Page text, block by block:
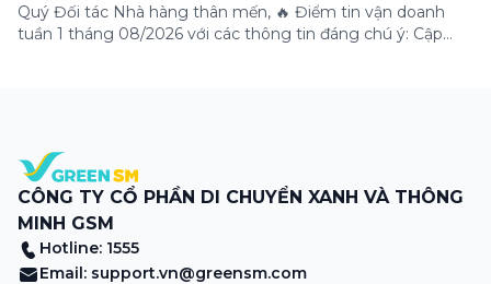
Quý Đối tác Nhà hàng thân mến, 🔥 Điểm tin vận doanh
tuần 1 tháng 08/2026 với các thông tin đáng chú ý: Cập
CÔNG TY CỔ PHẦN DI CHUYỂN XANH VÀ THÔNG
MINH GSM
Hotline: 1555
Email: support.vn@greensm.com